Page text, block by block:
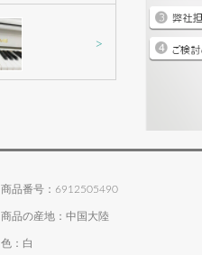
>
商品番号：6912505490
商品の産地：中国大陸
色：白